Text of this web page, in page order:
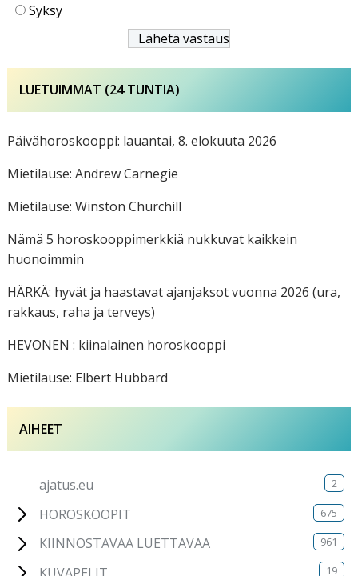
Syksy
LUETUIMMAT (24 TUNTIA)
Päivähoroskooppi: lauantai, 8. elokuuta 2026
Mietilause: Andrew Carnegie
Mietilause: Winston Churchill
Nämä 5 horoskooppimerkkiä nukkuvat kaikkein
huonoimmin
HÄRKÄ: hyvät ja haastavat ajanjaksot vuonna 2026 (ura,
rakkaus, raha ja terveys)
HEVONEN : kiinalainen horoskooppi
Mietilause: Elbert Hubbard
AIHEET
ajatus.eu 2
HOROSKOOPIT 675
KIINNOSTAVAA LUETTAVAA 961
19